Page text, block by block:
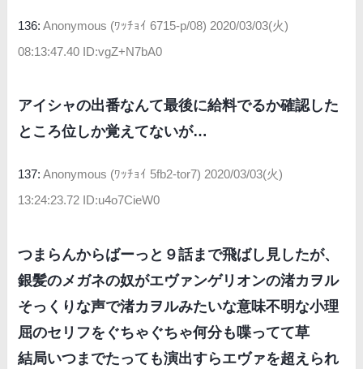
136:Anonymous (ﾜｯﾁｮｲ 6715-p/08) 2020/03/03(火)
08:13:47.40 ID:vgZ+N7bA0
アイシャの出番なんて最後に給料でるか確認した
ところ位しか覚えてないが…
137:Anonymous (ﾜｯﾁｮｲ 5fb2-tor7) 2020/03/03(火)
13:24:23.72 ID:u4o7CieW0
つまらんからばーっと９話まで飛ばし見したが、
銀髪のメガネの奴がエヴァンゲリオンの渚カヲル
そっくりな声で渚カヲルみたいな意味不明な小理
屈のセリフをぐちゃぐちゃ何分も喋ってて草
結局いつまでたっても演出すらエヴァを超えられ